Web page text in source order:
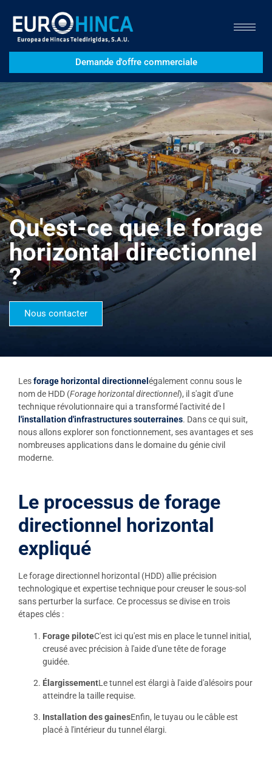
Demande d'offre commerciale
Qu'est-ce que le forage
horizontal directionnel
?
Nous contacter
Lesforage horizontal directionnel également connu sous le
nom de HDD (Forage horizontal directionnel), il s'agit d'une
technique révolutionnaire qui a transformé l'activité de l
l'installation d'infrastructures souterraines. Dans ce qui suit,
nous allons explorer son fonctionnement, ses avantages et ses
nombreuses applications dans le domaine du génie civil
moderne.
Le processus de forage
directionnel horizontal
expliqué
Le forage directionnel horizontal (HDD) allie précision
technologique et expertise technique pour creuser le sous-sol
sans perturber la surface. Ce processus se divise en trois
étapes clés :
Forage piloteC'est ici qu'est mis en place le tunnel initial,
creusé avec précision à l'aide d'une tête de forage
guidée.
ÉlargissementLe tunnel est élargi à l'aide d'alésoirs pour
atteindre la taille requise.
Installation des gainesEnfin, le tuyau ou le câble est
placé à l'intérieur du tunnel élargi.